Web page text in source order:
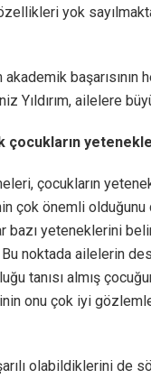
yok
akademik
Yıldırım, ailelere
çocukların
çocukların
çok önemli
bazı yeteneklerini
noktada ailelerin
tanısı almış
onu çok iyi
olabildiklerini de